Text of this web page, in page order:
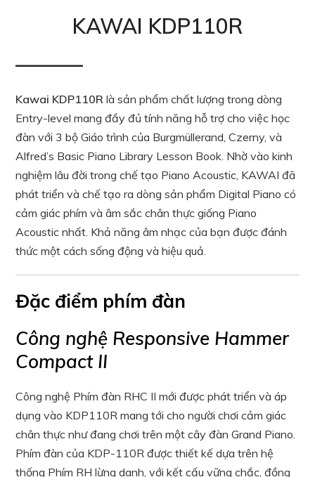
KAWAI KDP110R
————
Kawai KDP110R là sản phẩm chất lượng trong dòng
Entry-level mang đầy đủ tính năng hỗ trợ cho việc học
đàn với 3 bộ Giáo trình của Burgmüllerand, Czerny, và
Alfred’s Basic Piano Library Lesson Book. Nhờ vào kinh
nghiệm lâu đời trong chế tạo Piano Acoustic, KAWAI đã
phát triển và chế tạo ra dòng sản phẩm Digital Piano có
cảm giác phím và âm sắc chân thực giống Piano
Acoustic nhất. Khả năng âm nhạc của bạn được đánh
thức một cách sống động và hiệu quả.
Đặc điểm phím đàn
Công nghệ Responsive Hammer
Compact II
Công nghệ Phím đàn RHC II mới được phát triển và áp
dụng vào KDP110R mang tới cho người chơi cảm giác
chân thực như đang chơi trên một cây đàn Grand Piano.
Phím đàn của KDP-110R được thiết kế dựa trên hệ
thống Phím RH lừng danh, với kết cấu vững chắc, đồng